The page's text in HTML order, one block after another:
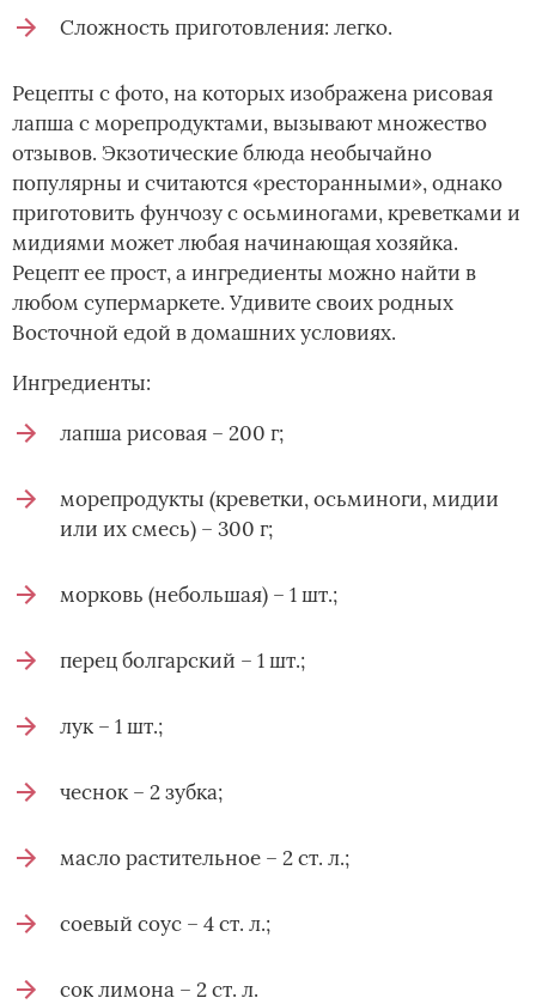
Сложность приготовления: легко.
Рецепты с фото, на которых изображена рисовая
лапша с морепродуктами, вызывают множество
отзывов. Экзотические блюда необычайно
популярны и считаются «ресторанными», однако
приготовить фунчозу с осьминогами, креветками и
мидиями может любая начинающая хозяйка.
Рецепт ее прост, а ингредиенты можно найти в
любом супермаркете. Удивите своих родных
Восточной едой в домашних условиях.
Ингредиенты:
лапша рисовая – 200 г;
морепродукты (креветки, осьминоги, мидии
или их смесь) – 300 г;
морковь (небольшая) – 1 шт.;
перец болгарский – 1 шт.;
лук – 1 шт.;
чеснок – 2 зубка;
масло растительное – 2 ст. л.;
соевый соус – 4 ст. л.;
сок лимона – 2 ст. л.